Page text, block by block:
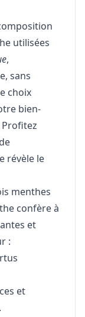
utilisées
,
sans
choix
bien-
Profitez
révèle le
menthes
confère à
et
:
et